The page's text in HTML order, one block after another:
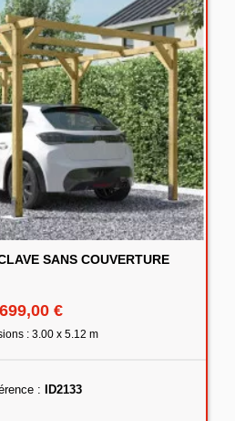
SANS COUVERTURE
699,00 €
: 3.00 x 5.12 m
: ID2133